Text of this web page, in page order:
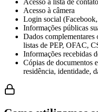
Acesso à lista de
Acesso à câmera
Login social
Informações públicas
Dados complementares
listas de PEP, OFAC,
Informações recebidas
Cópias de documentos
residência, identidade,